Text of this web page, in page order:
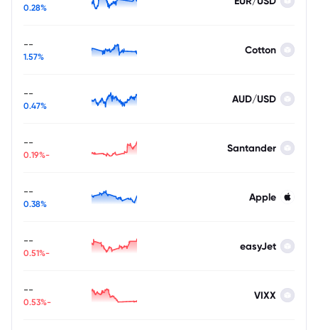
0.28%
Cotton
--
1.57%
AUD/USD
--
0.47%
Santander
--
-0.19%
Apple
--
0.38%
easyJet
--
-0.51%
VIXX
--
-0.53%